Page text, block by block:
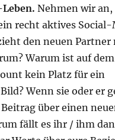
Nehmen wir an,
recht aktives
den neuen
Warum ist auf dem
kein Platz für ein
Wenn sie oder er
über einen
fällt es ihr / ihm